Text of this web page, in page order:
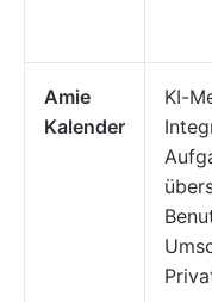
Amie
Kalender
KI-